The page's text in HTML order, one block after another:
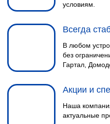
условиям.
Всегда
В любом
без
Гартал,
Акции и
Наша
актуальные